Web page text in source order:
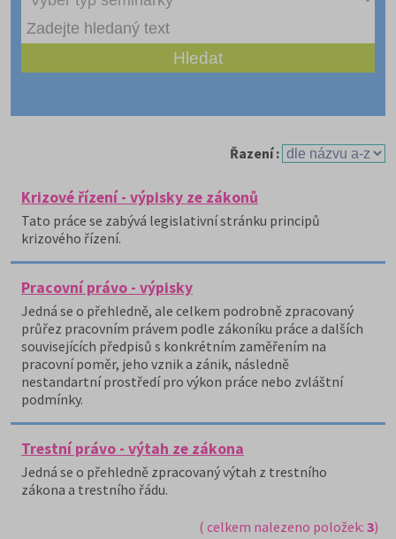
Řazení :
Krizové řízení - výpisky ze zákonů
Tato práce se zabývá legislativní stránku principů
krizového řízení.
Pracovní právo - výpisky
Jedná se o přehledně, ale celkem podrobně zpracovaný
průřez pracovním právem podle zákoníku práce a dalších
souvisejících předpisů s konkrétním zaměřením na
pracovní poměr, jeho vznik a zánik, následně
nestandartní prostředí pro výkon práce nebo zvláštní
podmínky.
Trestní právo - výtah ze zákona
Jedná se o přehledně zpracovaný výtah z trestního
zákona a trestního řádu.
( celkem nalezeno položek: 3)